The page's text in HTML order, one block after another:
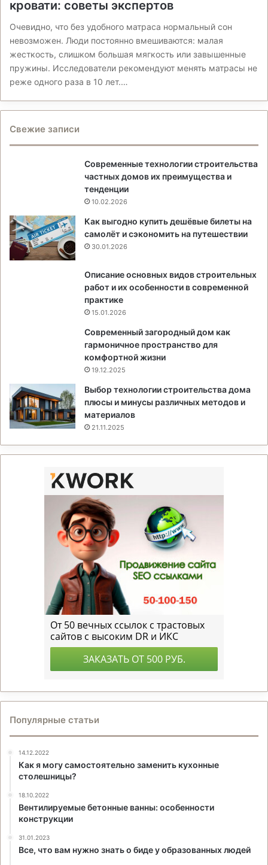
кровати: советы экспертов
Очевидно, что без удобного матраса нормальный сон
невозможен. Люди постоянно вмешиваются: малая
жесткость, слишком большая мягкость или завышенные
пружины. Исследователи рекомендуют менять матрасы не
реже одного раза в 10 лет.…
Свежие записи
Современные технологии строительства
частных домов их преимущества и
тенденции
10.02.2026
Как выгодно купить дешёвые билеты на
самолёт и сэкономить на путешествии
30.01.2026
Описание основных видов строительных
работ и их особенности в современной
практике
15.01.2026
Современный загородный дом как
гармоничное пространство для
комфортной жизни
19.12.2025
Выбор технологии строительства дома
плюсы и минусы различных методов и
материалов
21.11.2025
Популярные статьи
14.12.2022
Как я могу самостоятельно заменить кухонные
столешницы?
18.10.2022
Вентилируемые бетонные ванны: особенности
конструкции
31.01.2023
Все, что вам нужно знать о биде у образованных людей